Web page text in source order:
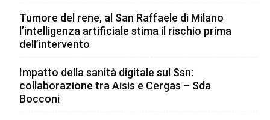
Tumore del rene, al San Raffaele di Milano
l’intelligenza artificiale stima il rischio prima
dell’intervento
Impatto della sanità digitale sul Ssn:
collaborazione tra Aisis e Cergas – Sda
Bocconi